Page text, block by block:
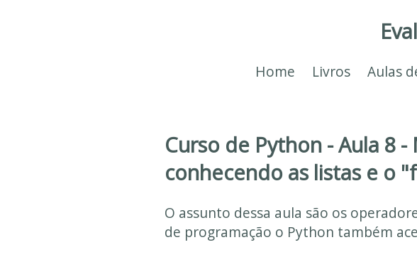
Home Livros Aulas
Curso de Python - Aula 8
conhecendo as listas e o
O assunto dessa aula são os
de programação o Python também